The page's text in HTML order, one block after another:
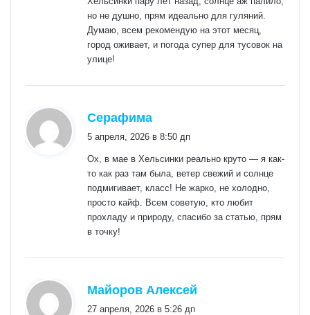
но не душно, прям идеально для гуляний.
Думаю, всем рекомендую на этот месяц,
город оживает, и погода супер для тусовок на
улице!
Серафима
5 апреля, 2026 в 8:50 дп
Ох, в мае в Хельсинки реально круто — я как-
то как раз там была, ветер свежий и солнце
подмигивает, класс! Не жарко, не холодно,
просто кайф. Всем советую, кто любит
прохладу и природу, спасибо за статью, прям
в точку!
Майоров Алексей
27 апреля, 2026 в 5:26 дп